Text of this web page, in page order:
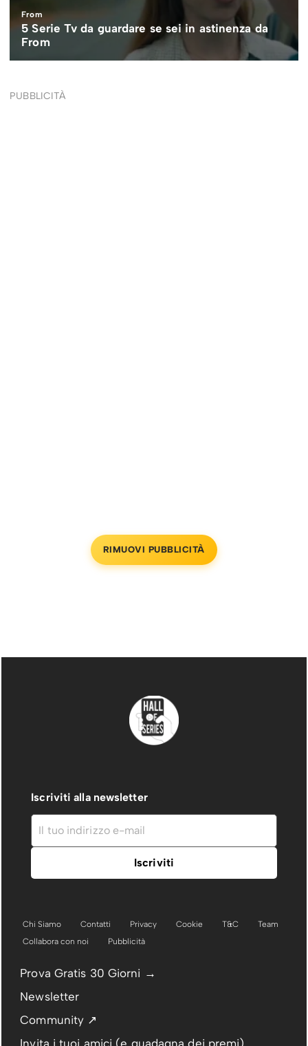
PUBBLICITÀ
RIMUOVI PUBBLICITÀ
Iscriviti alla newsletter
Chi Siamo Contatti Privacy Cookie T&C
Team
Collabora con noi
Pubblicità
Prova Gratis 30 Giorni →
Newsletter
Community ↗
Invita i tuoi amici (e guadagna dei premi)